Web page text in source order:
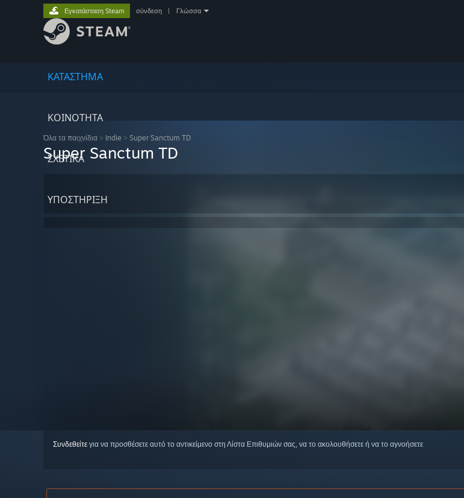
ΚΑΤΑΣΤΗΜΑ
ΚΟΙΝΟΤΗΤΑ
ΣΧΕΤΙΚΆ
ΥΠΟΣΤΗΡΙΞΗ
Εγκατάσταση Steam σύνδεση Γλώσσα
Όλα τα παιχνίδια > Indie > Super Sanctum TD
Super Sanctum TD
Συνδεθείτε για να προσθέσετε αυτό το αντικείμενο στη Λίστα Επιθυμιών σας, να το ακολουθήσετε ή να το αγνοήσετε